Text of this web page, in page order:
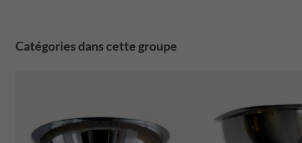
Catégories dans cette groupe